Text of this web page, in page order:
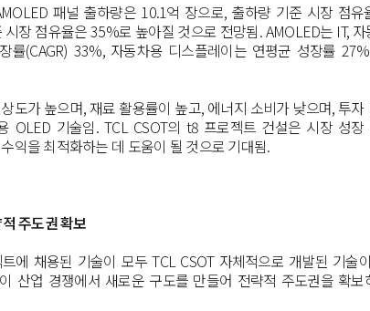
패널 출하량은10.1억 장으로, 출하량 기준 시장 점유
시장 점유율은35%로 높아질 것으로 전망됨. AMOLED는 IT,
률(CAGR) 33%, 자동차용 디스플레이는 연평균 성장률
도가 높으며, 재료 활용률이 높고, 에너지 소비가 낮으며, 투자
OLED 기술임. TCL CSOT의 t8 프로젝트 건설은 시장 성
익을 최적화하는 데 도움이 될 것으로 기대됨.
주도권 확보
에 채용된 기술이 모두 TCL CSOT 자체적으로 개발된 기술
산업 경쟁에서 새로운 구도를 만들어 전략적 주도권을 확